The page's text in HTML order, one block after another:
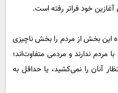
خود فراتر رفته است.
این بخش از مردم را بخش ناچیزی
مردم ندارند و مردمی متفاوت‌اند؛
آنان را نمی‌کشید، یا حداقل به